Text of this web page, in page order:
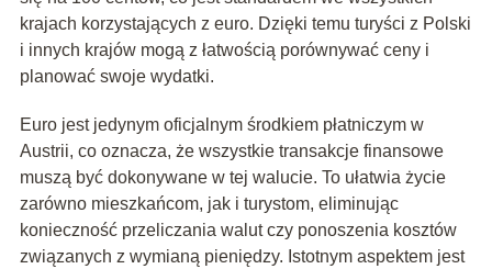
krajach korzystających z euro. Dzięki temu turyści z Polski
i innych krajów mogą z łatwością porównywać ceny i
planować swoje wydatki.
Euro jest jedynym oficjalnym środkiem płatniczym w
Austrii, co oznacza, że wszystkie transakcje finansowe
muszą być dokonywane w tej walucie. To ułatwia życie
zarówno mieszkańcom, jak i turystom, eliminując
konieczność przeliczania walut czy ponoszenia kosztów
związanych z wymianą pieniędzy. Istotnym aspektem jest